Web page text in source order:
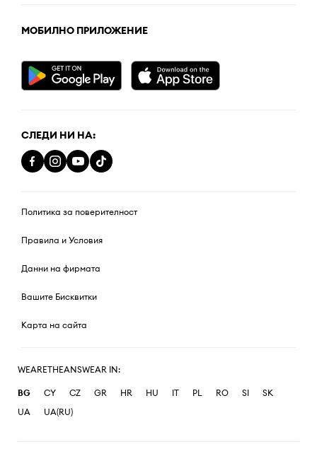
МОБИЛНО ПРИЛОЖЕНИЕ
СЛЕДИ НИ НА:
Политика за поверителност
Правила и Условия
Данни на фирмата
Вашите Бисквитки
Карта на сайта
WEARETHEANSWEAR IN:
BG CY CZ GR HR HU IT PL RO SI
SK
UA
UA(RU)